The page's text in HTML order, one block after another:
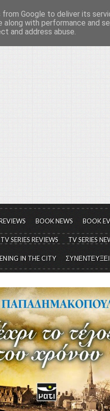
των Τεχνών...
να μιλάμε για τον
BOOK NEWS BOOK
TV SERIES REVIEWS TV SERIES
IN THE CITY
Google to deliver its
along with performance and
and address abuse.